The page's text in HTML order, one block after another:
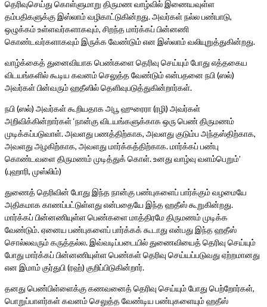
தெரிவுசெய்து கொள்ளுமாறு திருமண வாழ்வில் இணையவுள்ள
தம்பதிகளுக்கு இஸ்லாம் வழிகாட்டுகின்றது. அவர்கள் நல்ல பண்பாடு,
ஒழுக்கம் உள்ளவர்களாகவும், சிறந்த மார்க்கப் பின்னணி
கொண்டவர்களாகவும் இருக்க வேண்டும் என இஸ்லாம் வலியுறுத்துகின்றது.
வாழ்க்கைத் துனைவியாக பெண்களை தெரிவு செய்யும் போது எத்தகைய
விடயங்களில் கூடிய கவனம் செலுத்த வேண்டும் என்பதனை நபி (ஸல்)
அவர்கள் பின்வரும் ஹதீஸில் தெளிவுபடுத்துகின்றார்கள்.
நபி (ஸல்) அவர்கள் கூறியதாக அபூ ஹுரைரா (ரழி) அவர்கள்
அறிவிக்கின்றார்கள் ‘நான்கு விடயங்களுக்காக ஒரு பெண் திருமணம்
முடிக்கப்படுவாள். அவளது பணத்திற்காக, அவளது குடும்ப அந்தஸ்திற்காக,
அவளது அழகிற்காக, அவளது மார்க்கத்திற்காக. மார்க்கப் பண்பு
கொண்டவளை திருமணம் முடித்துக் கொள். உனது வாழ்வு வளம்பெறும்’
(புஹாரி, முஸ்லிம்)
துணைத் தெரிவின் போது இந்த நான்கு பண்புகளைப் பார்க்கும் வழமையே
அதிகமாக காணப்பட்டுள்ளது என்பதையே இந்த ஹதீஸ் கூறுகின்றது.
மார்க்கப் பின்னணியுள்ள பெண்களை மாத்திரமே திருமணம் முடிக்க
வேண்டும். ஏனைய பண்புகளைப் பார்க்கக் கூடாது என்பது இந்த ஹதீஸ்
சொல்லவரும் கருத்தல்ல. இவ்வடிப்படையில் துணைவியைத் தெரிவு செய்யும்
போது மார்க்கப் பின்னணியுள்ள பெண்கள் தெரிவு செய்யப்படுவது ஏற்றமானது
என இமாம் குர்துபி (ரஹ்) குறிப்பிடுகின்றார்.
தனது பெண்பிள்ளைக்கு கணவனைத் தெரிவு செய்யும் போது பெற்றோர்கள்,
பொறுப்பாளர்கள் கவனம் செலுத்த வேண்டிய பண்புகளையும் ஹதீஸ்